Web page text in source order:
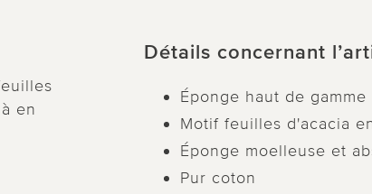
en
Détails concernant
Éponge haut de gamme
Motif feuilles d'acacia
Éponge moelleuse et
Pur coton